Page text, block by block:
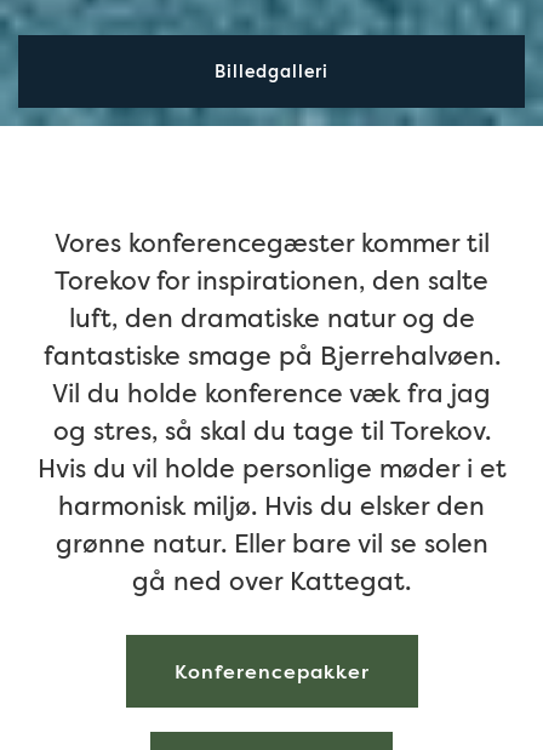
Billedgalleri
Vores konferencegæster kommer til
Torekov for inspirationen, den salte
luft, den dramatiske natur og de
fantastiske smage på Bjerrehalvøen.
Vil du holde konference væk fra jag
og stres, så skal du tage til Torekov.
Hvis du vil holde personlige møder i et
harmonisk miljø. Hvis du elsker den
grønne natur. Eller bare vil se solen
gå ned over Kattegat.
Konferencepakker